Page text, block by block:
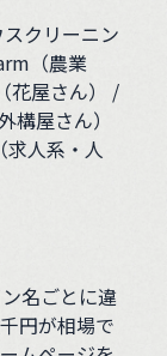
クリーニン
（農業
花屋さん） /
屋さん）
人系・人
名ごとに違
円が相場で